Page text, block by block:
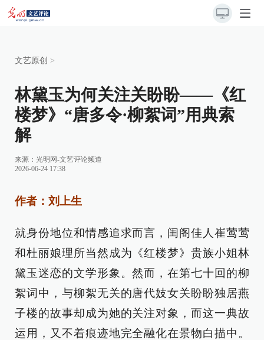
文艺原创 >
林黛玉为何关注关盼盼——《红
楼梦》“唐多令·柳絮词”用典索
解
来源： 光明网-文艺评论频道
2026-06-24 17:38
作者：刘上生
就身份地位和情感追求而言，闺阁佳人崔莺莺
和杜丽娘理所当然成为《红楼梦》贵族小姐林
黛玉迷恋的文学形象。然而，在第七十回的柳
絮词中，与柳絮无关的唐代妓女关盼盼独居燕
子楼的故事却成为她的关注对象，而这一典故
运用，又不着痕迹地完全融化在景物白描中。